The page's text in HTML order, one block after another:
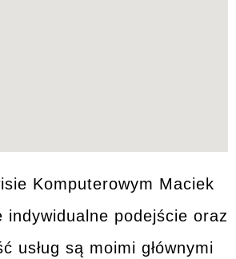
Komputerowym Maciek
indywidualne podejście oraz
usług są moimi głównymi